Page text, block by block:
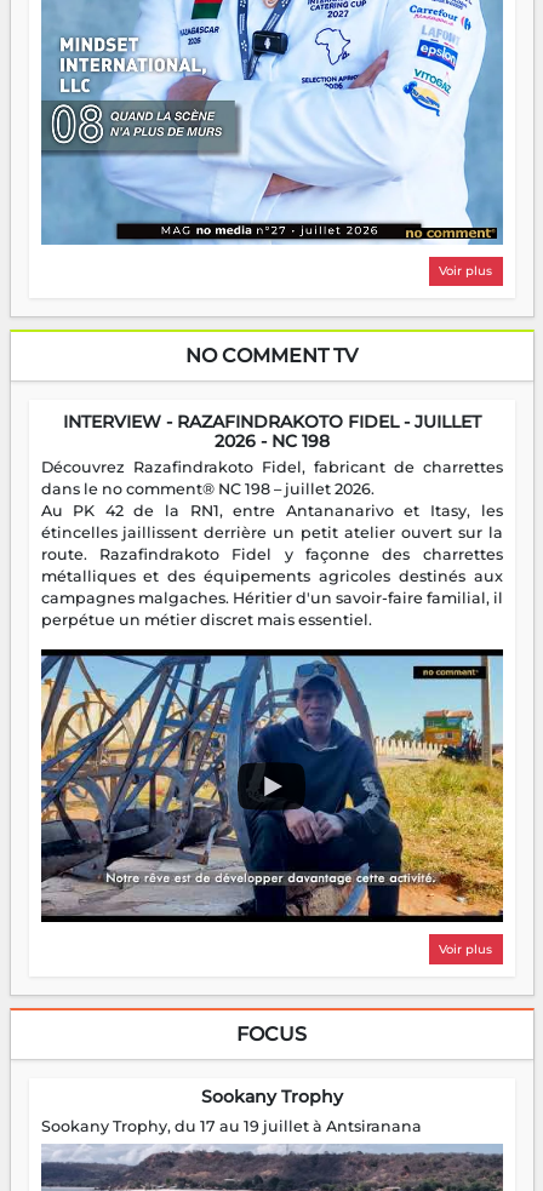
Voir plus
NO COMMENT TV
INTERVIEW - RAZAFINDRAKOTO FIDEL - JUILLET
2026 - NC 198
Découvrez Razafindrakoto Fidel, fabricant de charrettes
dans le no comment® NC 198 – juillet 2026.
Au PK 42 de la RN1, entre Antananarivo et Itasy, les
étincelles jaillissent derrière un petit atelier ouvert sur la
route. Razafindrakoto Fidel y façonne des charrettes
métalliques et des équipements agricoles destinés aux
campagnes malgaches. Héritier d'un savoir-faire familial, il
perpétue un métier discret mais essentiel.
Voir plus
FOCUS
Sookany Trophy
Sookany Trophy, du 17 au 19 juillet à Antsiranana